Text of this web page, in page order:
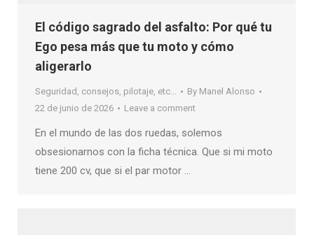
El código sagrado del asfalto: Por qué tu
Ego pesa más que tu moto y cómo
aligerarlo
Seguridad, consejos, pilotaje, etc... By Manel Alonso
22 de junio de 2026
Leave a comment
En el mundo de las dos ruedas, solemos
obsesionarnos con la ficha técnica. Que si mi moto
tiene 200 cv, que si el par motor …